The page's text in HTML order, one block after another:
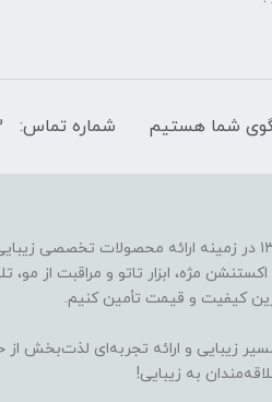
شما هستیم شماره تماس:
فروشگاه جوکار از سال ۱۳۸۲ در زمینه ارائه
مژه، ابزار تاتو و مراقبت از مو،
کیفیت و قیمت تأمین کنیم.
زیبایی و ارائه تجربه‌ای لذت‌بخش از
به زیبایی!